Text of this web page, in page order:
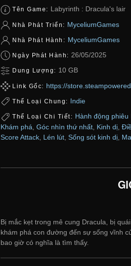
Tên Game: Labyrinth : Dracula's lair
Nhà Phát Triển: MyceliumGames
Nhà Phát Hành: MyceliumGames
Ngày Phát Hành: 26/05/2025
Dung Lượng: 10 GB
Link Gốc: https://
Thể Loại Chung: Indie
Thể Loại Chi Tiết: Hành động phiêu
Khám phá Góc nhìn thứ nhất Kinh dị
Score Attack Lén lút Sống sót kinh dị
Bị mắc kẹt trong mê cung Dracula, bị
khám phá con đường đến sự sống vĩnh
bao giờ có nghĩa là tìm thấy.